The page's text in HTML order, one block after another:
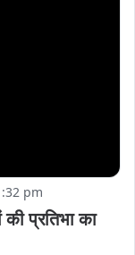
pm
की प्रतिभा का